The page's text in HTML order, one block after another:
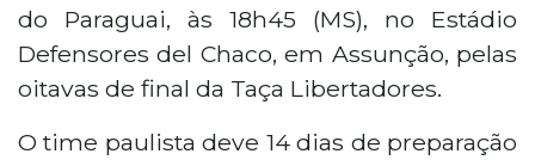
do Paraguai, às 18h45 (MS), no Estádio
Defensores del Chaco, em Assunção, pelas
oitavas de final da Taça Libertadores.
O time paulista deve 14 dias de preparação